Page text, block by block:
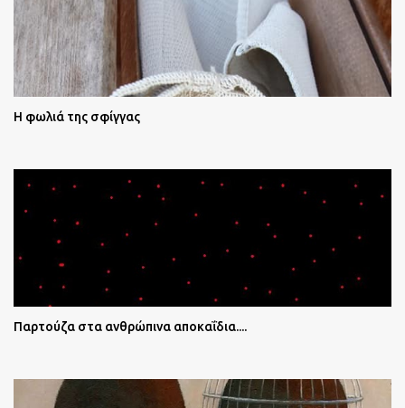
Η φωλιά της σφίγγας
Παρτούζα στα ανθρώπινα αποκαΐδια....